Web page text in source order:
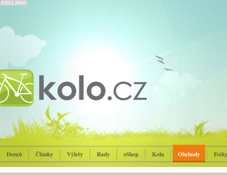
Domů Články Výlety Rady eShop Kola Obchody